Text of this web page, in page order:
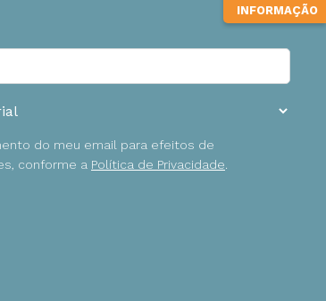
INFORMAÇÃO
do meu email para efeitos de
conforme a Política de Privacidade